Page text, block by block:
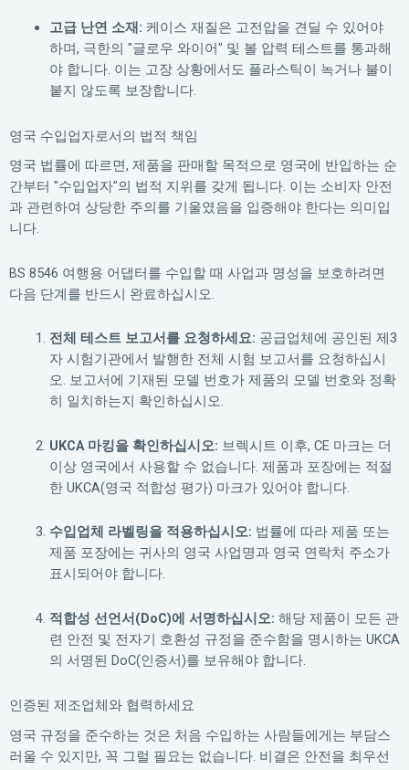
고급 난연 소재: 케이스 재질은 고전압을 견딜 수 있어야
하며, 극한의 "글로우 와이어" 및 볼 압력 테스트를 통과해
야 합니다. 이는 고장 상황에서도 플라스틱이 녹거나 불이
붙지 않도록 보장합니다.
영국 수입업자로서의 법적 책임
영국 법률에 따르면, 제품을 판매할 목적으로 영국에 반입하는 순
간부터 "수입업자"의 법적 지위를 갖게 됩니다. 이는 소비자 안전
과 관련하여 상당한 주의를 기울였음을 입증해야 한다는 의미입
니다.
BS 8546 여행용 어댑터를 수입할 때 사업과 명성을 보호하려면
다음 단계를 반드시 완료하십시오.
전체 테스트 보고서를 요청하세요: 공급업체에 공인된 제3
자 시험기관에서 발행한 전체 시험 보고서를 요청하십시
오. 보고서에 기재된 모델 번호가 제품의 모델 번호와 정확
히 일치하는지 확인하십시오.
UKCA 마킹을 확인하십시오: 브렉시트 이후, CE 마크는 더
이상 영국에서 사용할 수 없습니다. 제품과 포장에는 적절
한 UKCA(영국 적합성 평가) 마크가 있어야 합니다.
수입업체 라벨링을 적용하십시오: 법률에 따라 제품 또는
제품 포장에는 귀사의 영국 사업명과 영국 연락처 주소가
표시되어야 합니다.
적합성 선언서(DoC)에 서명하십시오: 해당 제품이 모든 관
련 안전 및 전자기 호환성 규정을 준수함을 명시하는 UKCA
의 서명된 DoC(인증서)를 보유해야 합니다.
인증된 제조업체와 협력하세요
영국 규정을 준수하는 것은 처음 수입하는 사람들에게는 부담스
러울 수 있지만, 꼭 그럴 필요는 없습니다. 비결은 안전을 최우선